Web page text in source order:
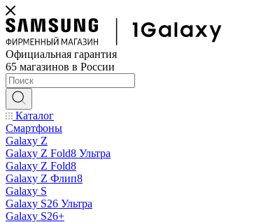
Официальная гарантия
65 магазинов в России
Каталог
Смартфоны
Galaxy Z
Galaxy Z Fold8 Ультра
Galaxy Z Fold8
Galaxy Z Флип8
Galaxy S
Galaxy S26 Ультра
Galaxy S26+